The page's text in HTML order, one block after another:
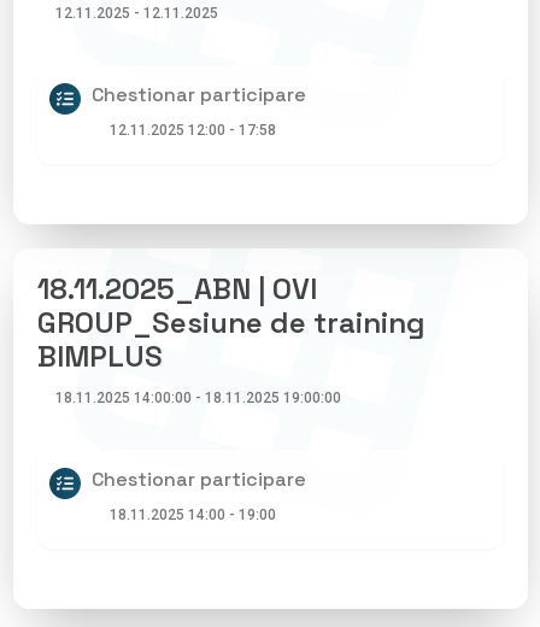
12.11.2025 - 12.11.2025
Chestionar participare
12.11.2025 12:00 - 17:58
18.11.2025_ABN | OVI
GROUP_Sesiune de training
BIMPLUS
18.11.2025 14:00:00 - 18.11.2025 19:00:00
Chestionar participare
18.11.2025 14:00 - 19:00